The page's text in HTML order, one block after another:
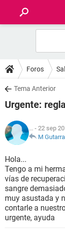
FOROS
SALUD
FAMILIA
NUTRICIÓN
BIENESTAR
SEXUALIDAD
GLOSARIO
Foros
Tema Anterior
Urgente: regla
... - 22 sep
M Gutarra
Hola...
Tengo a mi
vías de
sangre
muy asustada y
contarle a
urgente, ayuda